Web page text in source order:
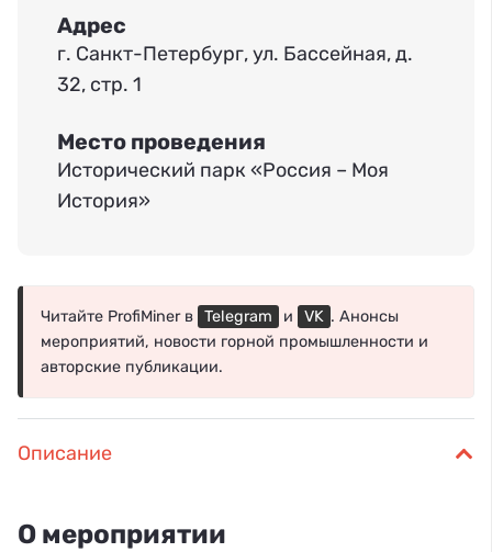
Адрес
г. Санкт-Петербург, ул. Бассейная, д.
32, стр. 1
Место проведения
Исторический парк «Россия – Моя
История»
Читайте ProfiMiner в Telegram и VK . Анонсы
мероприятий, новости горной промышленности и
авторские публикации.
Описание
О мероприятии